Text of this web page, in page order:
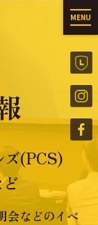
MENU
ズ(PCS)
会などのイベ